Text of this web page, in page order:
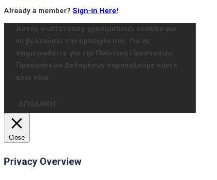
Already a member? Sign-in Here!
Αυτός ο ιστότοπος χρησιμοποιεί cookies για
να βελτιώσει την εμπειρία σας. Για να
ενημερωθείτε για την Πολιτική Προστασίας
Προσωπικών Δεδομένων παρακαλούμε κάντε
κλικ εδώ:
ΑΠΟΔΟΧΗ
Close
Privacy Overview